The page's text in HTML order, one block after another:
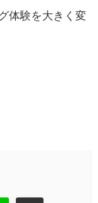
体験を大きく変